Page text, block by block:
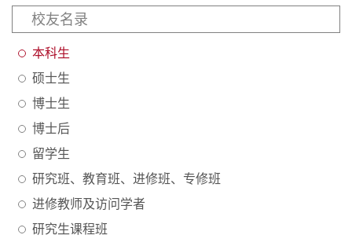
图书资料
学生园地
校友之家
教育服务
校友名录
本科生
硕士生
博士生
博士后
留学生
研究班、教育班、进修班、专修班
进修教师及访问学者
研究生课程班